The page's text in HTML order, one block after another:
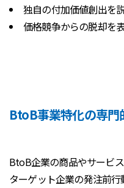
独自の付加価値創出を
価格競争からの脱却を
BtoB事業特化の専
BtoB企業の商品やサービ
ターゲット企業の発注前